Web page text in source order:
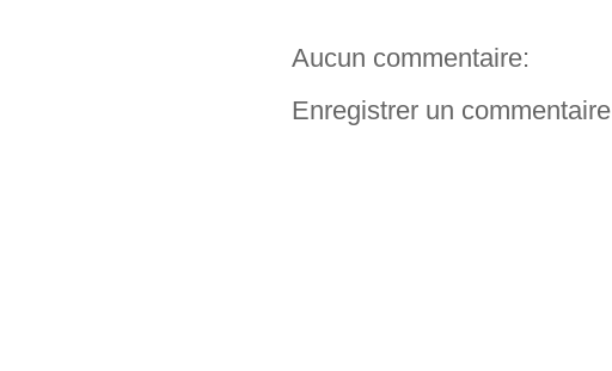
Aucun commentaire:
Enregistrer un commentaire